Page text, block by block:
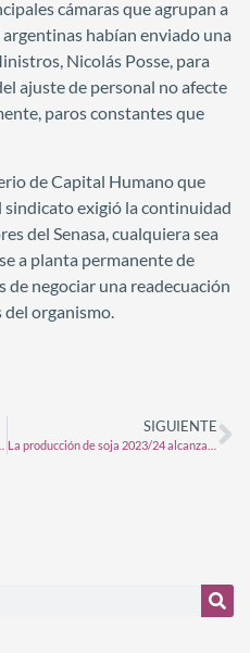
cámaras que agrupan a
habían enviado una
Nicolás Posse, para
ajuste de personal no afecte
paros constantes que
de Capital Humano que
exigió la continuidad
del Senasa, cualquiera sea
a planta permanente de
negociar una readecuación
organismo.
SIGUIENTE